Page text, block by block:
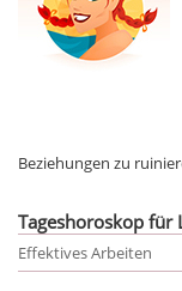
Beziehungen zu
Tageshoroskop für
Effektives Arbeiten